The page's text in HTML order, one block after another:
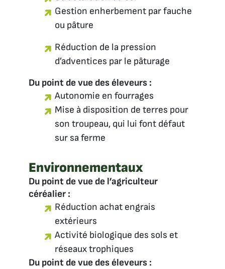
Gestion enherbement par fauche
ou pâture
Réduction de la pression
d’adventices par le pâturage
Du point de vue des éleveurs :
Autonomie en fourrages
Mise à disposition de terres pour
son troupeau, qui lui font défaut
sur sa ferme
Environnementaux
Du point de vue de l’agriculteur
céréalier :
Réduction achat engrais
extérieurs
Activité biologique des sols et
réseaux trophiques
Du point de vue des éleveurs :